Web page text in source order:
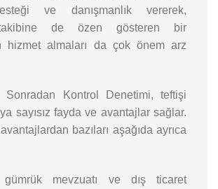
ve danışmanlık vererek,
de özen gösteren bir
hizmet almaları da çok önem arz
Sonradan Kontrol Denetimi, teftişi
sayısız fayda ve avantajlar sağlar.
bazıları aşağıda ayrıca
gümrük mevzuatı ve dış ticaret